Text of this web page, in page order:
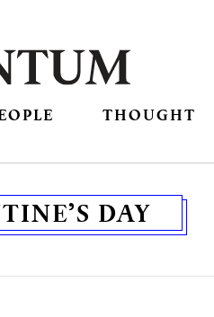
THOUGHT
DAY